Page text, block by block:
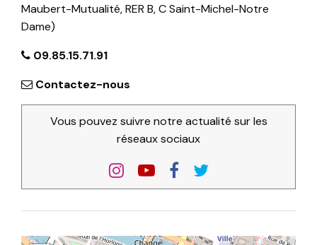
Maubert-Mutualité, RER B, C Saint-Michel-Notre
Dame)
09.85.15.71.91
Contactez-nous
Vous pouvez suivre notre actualité sur les
réseaux sociaux